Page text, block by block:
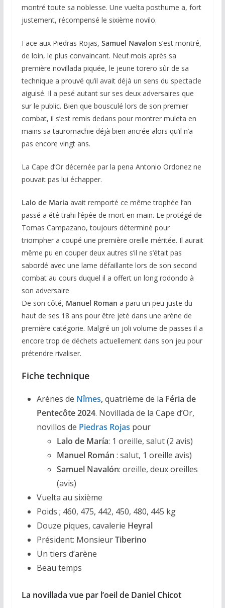
montré toute sa noblesse. Une vuelta posthume a, fort
justement, récompensé le sixième novilo.
Face aux Piedras Rojas, Samuel Navalon s’est montré,
de loin, le plus convaincant. Neuf mois après sa
première novillada piquée, le jeune torero sûr de sa
technique a prouvé qu’il avait déjà un sens du spectacle
aiguisé. Il a pesé autant sur ses deux adversaires que
sur le public. Bien que bousculé lors de son premier
combat, il s’est remis dedans pour montrer muleta en
mains sa tauromachie déjà bien ancrée alors qu’il n’a
pas encore vingt ans.
La Cape d’Or décernée par la pena Antonio Ordonez ne
pouvait pas lui échapper.
Lalo de Maria avait remporté ce même trophée l’an
passé a été trahi l’épée de mort en main. Le protégé de
Tomas Campazano, toujours déterminé pour
triompher a coupé une première oreille méritée. Il aurait
même pu en couper deux autres s’il ne s’était pas
sabordé avec une lame défaillante lors de son second
combat au cours duquel il a offert un long rodondo à
son adversaire
De son côté, Manuel Roman a paru un peu juste du
haut de ses 18 ans pour être jeté dans une arène de
première catégorie. Malgré un joli volume de passes il a
encore trop de déchets actuellement dans son jeu pour
prétendre rivaliser.
Fiche technique
Arènes de Nîmes,quatrième de la Féria de
Pentecôte 2024. Novillada de la Cape d’Or,
novillos de Piedras Rojas pour
Lalo de María: 1 oreille, salut (2 avis)
Manuel Román : salut, 1 oreille avis)
Samuel Navalón: oreille, deux oreilles
(avis)
Vuelta au sixième
Poids ; 460, 475, 442, 450, 480, 445 kg
Douze piques, cavalerie Heyral
Président: MonsieurTiberino
Un tiers d’arène
Beau temps
La novillada vue par l’oeil de Daniel Chicot